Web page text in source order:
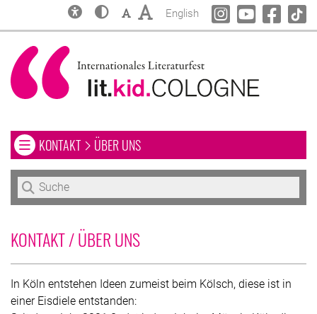
Zum Hauptbereich springen
Zur Navigation springen
Zur Suche springen
Inklusion & Barrierefreiheit
Alles über Inklusion auf dieser Website und bei
KontrastSchriftgröße: Klein
Schriftgröße: Groß
Change language to
English lit.COLOGNE @
Navigationsmenü öffnen oder schließen
NAVIGATIONSMENÜ ÖFFNEN ODER SCHLIESSEN. AKTUELLE
KONTAKT ÜBER UNS
KONTAKT / ÜBER UNS
In Köln entstehen Ideen zumeist beim Kölsch, diese ist in
einer Eisdiele entstanden: